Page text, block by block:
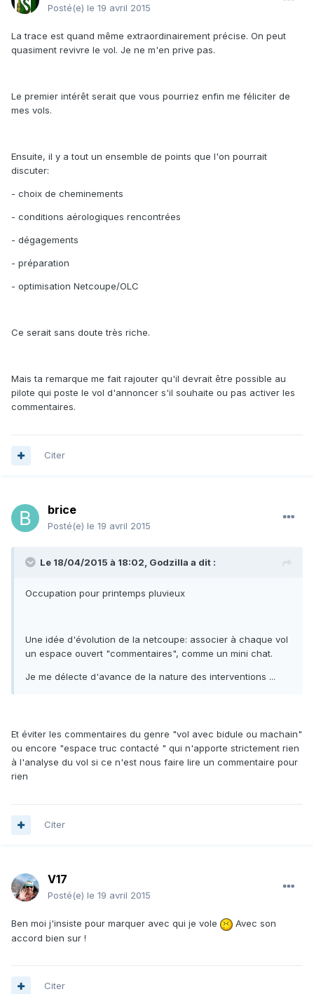
Posté(e) le 19 avril 2015
La trace est quand même extraordinairement précise. On peut
quasiment revivre le vol. Je ne m'en prive pas.
Le premier intérêt serait que vous pourriez enfin me féliciter de
mes vols.
Ensuite, il y a tout un ensemble de points que l'on pourrait
discuter:
- choix de cheminements
- conditions aérologiques rencontrées
- dégagements
- préparation
- optimisation Netcoupe/OLC
Ce serait sans doute très riche.
Mais ta remarque me fait rajouter qu'il devrait être possible au
pilote qui poste le vol d'annoncer s'il souhaite ou pas activer les
commentaires.
Citer
brice
Posté(e) le 19 avril 2015
Le 18/04/2015 à 18:02, Godzilla a dit :
Occupation pour printemps pluvieux
Une idée d'évolution de la netcoupe: associer à chaque vol
un espace ouvert "commentaires", comme un mini chat.
Je me délecte d'avance de la nature des interventions ...
Et éviter les commentaires du genre "vol avec bidule ou machain"
ou encore "espace truc contacté " qui n'apporte strictement rien
à l'analyse du vol si ce n'est nous faire lire un commentaire pour
rien
Citer
V17
Posté(e) le 19 avril 2015
Ben moi j'insiste pour marquer avec qui je vole
Avec son
accord bien sur !
Citer